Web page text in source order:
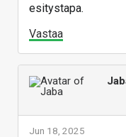
esitystapa.
Vastaa
Jun 18, 2025